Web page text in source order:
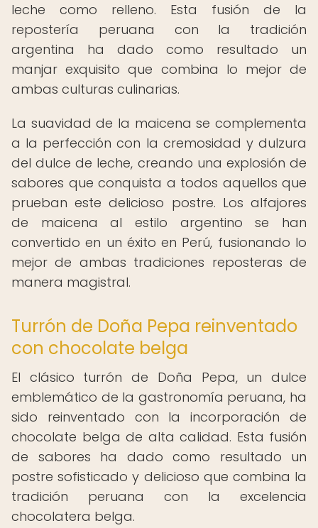
leche como relleno. Esta fusión de la
repostería peruana con la tradición
argentina ha dado como resultado un
manjar exquisito que combina lo mejor de
ambas culturas culinarias.
La suavidad de la maicena se complementa
a la perfección con la cremosidad y dulzura
del dulce de leche, creando una explosión de
sabores que conquista a todos aquellos que
prueban este delicioso postre. Los alfajores
de maicena al estilo argentino se han
convertido en un éxito en Perú, fusionando lo
mejor de ambas tradiciones reposteras de
manera magistral.
Turrón de Doña Pepa reinventado
con chocolate belga
El clásico turrón de Doña Pepa, un dulce
emblemático de la gastronomía peruana, ha
sido reinventado con la incorporación de
chocolate belga de alta calidad. Esta fusión
de sabores ha dado como resultado un
postre sofisticado y delicioso que combina la
tradición peruana con la excelencia
chocolatera belga.